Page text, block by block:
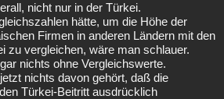
nicht nur in der Türkei.
hätte, um die Höhe der
Firmen in anderen Ländern mit den
zu vergleichen, wäre man schlauer.
nichts ohne Vergleichswerte.
nichts davon gehört, daß die
Türkei-Beitritt ausdrücklich